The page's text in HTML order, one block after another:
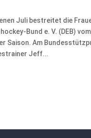
Juli bestreitet die
Bund e. V. (DEB)
Saison. Am
Jeff...